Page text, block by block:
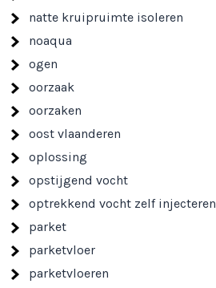
natte kruipruimte isoleren
noaqua
ogen
oorzaak
oorzaken
oost vlaanderen
oplossing
opstijgend vocht
optrekkend vocht zelf injecteren
parket
parketvloer
parketvloeren